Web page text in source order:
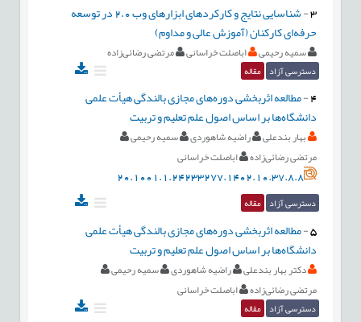
3
-
شناسایی نتایج و کارکردهای ابزارهای وب 2.0 در توسعه
حرفه‌ای کارکنان (آموزش عالی و مداوم)
سمیه رحیمی اباصلت خراسانی مرتضی رضائی‌زاده
دسترسی آزاد مقاله
4
-مطالعه اثربخشی دوره‌های مجازی بالندگی هیأت علمی
دانشگاه‌ها بر اساس اصول علم تعلیم و تربیت
بهار بندعلی راضیه شاهوردی
سمیه رحیمی
مرتضی رضائی‌زاده
اباصلت خراسانی
20.1001.1.24233277.1402.10.37.8.8
دسترسی آزاد مقاله
5
-مطالعه اثربخشی دوره‌های مجازی بالندگی هیأت علمی
دانشگاه‌ها بر اساس اصول علم تعلیم و تربیت
دکتر بهار بندعلی راضیه شاهوردی
سمیه رحیمی
مرتضی رضائی‌زاده
اباصلت خراسانی
دسترسی آزاد مقاله